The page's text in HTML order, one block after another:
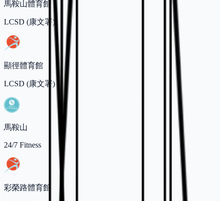
馬鞍山體育館
LCSD (康文署)
顯徑體育館
LCSD (康文署)
馬鞍山
24/7 Fitness
彩榮路體育館